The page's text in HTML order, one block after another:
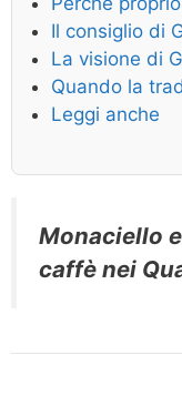
Il consiglio di
La visione di
Quando la
Leggi anche
Monaciello
caffè nei